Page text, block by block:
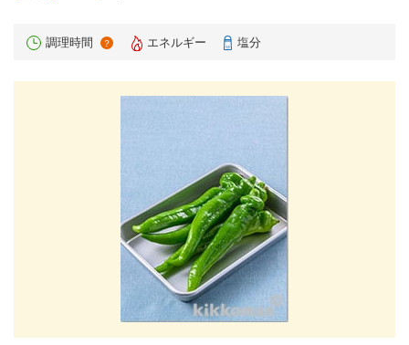
調理時間 ？ エネルギー 塩分